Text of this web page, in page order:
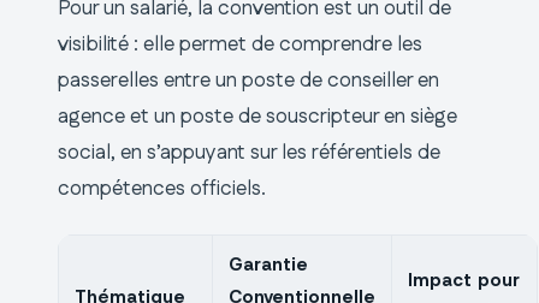
Pour un salarié, la convention est un outil de
visibilité : elle permet de comprendre les
passerelles entre un poste de conseiller en
agence et un poste de souscripteur en siège
social, en s’appuyant sur les référentiels de
compétences officiels.
Thématique
Garantie
Conventionnelle
Impact pour